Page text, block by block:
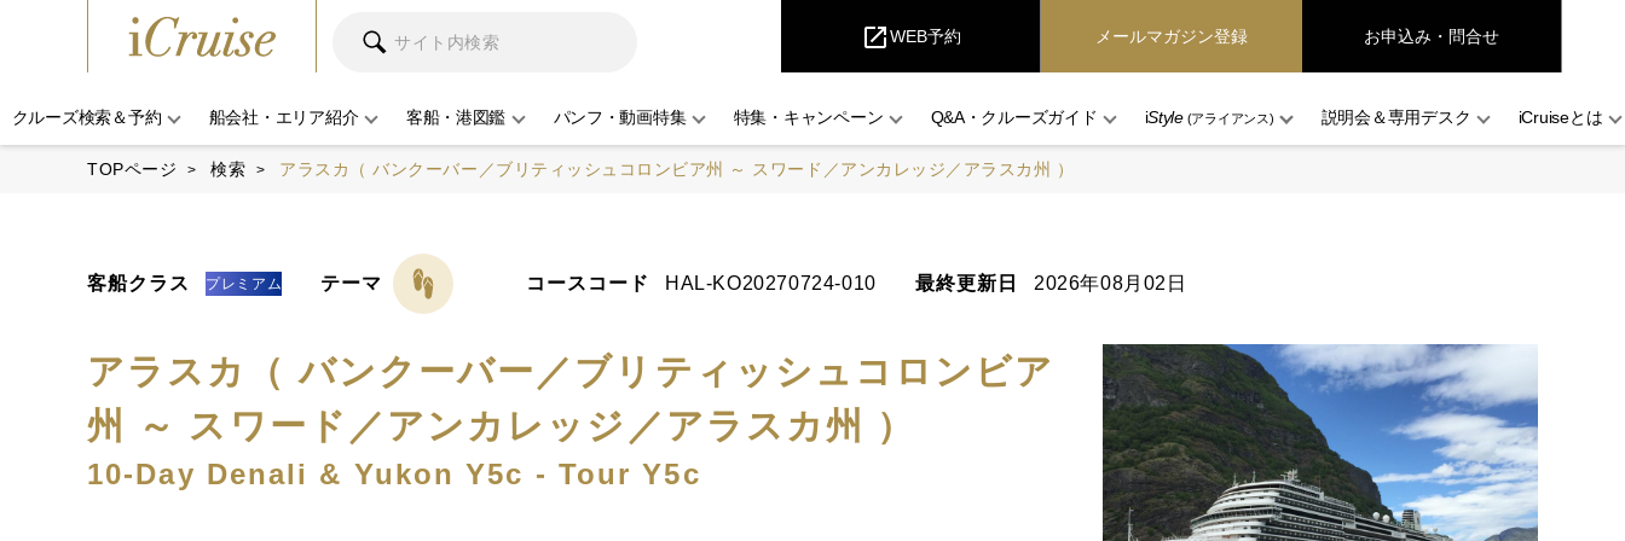
open_in_newWEB予約 メールマガジン登録 お申込み・問合せ
クルーズ検索＆予約 船会社・エリア紹介 客船・港図鑑 パンフ・動画特集 特集・キャンペーン Q&A・クルーズガイド iStyle(アライアンス) 説明会＆専用デスク iCruiseとは
TOPページ 検索 アラスカ（ バンクーバー／ブリティッシュコロンビア州 ～ スワード／アンカレッジ／アラスカ州 ）
客船クラス プレミアム テーマ コースコード HAL-KO20270724-010 最終更新日 2026年08月02日
アラスカ（ バンクーバー／ブリティッシュコロンビア
州 ～ スワード／アンカレッジ／アラスカ州 ）
10-Day Denali & Yukon Y5c - Tour Y5c